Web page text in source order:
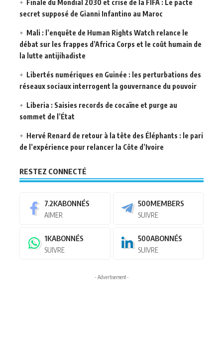
Finale du Mondial 2030 et crise de la FIFA : Le pacte
secret supposé de Gianni Infantino au Maroc
Mali : l’enquête de Human Rights Watch relance le
débat sur les frappes d’Africa Corps et le coût humain de
la lutte antijihadiste
Libertés numériques en Guinée : les perturbations des
réseaux sociaux interrogent la gouvernance du pouvoir
Liberia : Saisies records de cocaïne et purge au
sommet de l’État
Hervé Renard de retour à la tête des Éléphants : le pari
de l’expérience pour relancer la Côte d’Ivoire
RESTEZ CONNECTÉ
7.2KABONNÉS
AIMER
500MEMBERS
SUIVRE
1KABONNÉS
SUIVRE
500ABONNÉS
SUIVRE
- Advertisement -